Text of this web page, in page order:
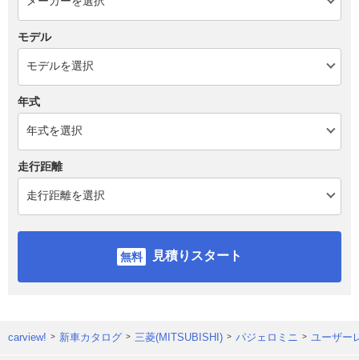
モデル
年式
走行距離
見積りスタート
carview! 新車カタログ 三菱(MITSUBISHI) パジェロミニ ユーザー